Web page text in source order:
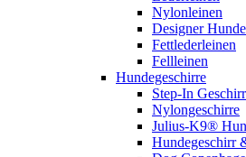
Nylonleinen
Designer
Fettlederleinen
Fellleinen
Hundegeschirre
Step-In
Nylongeschirre
Julius-K9®
Hundegeschirr